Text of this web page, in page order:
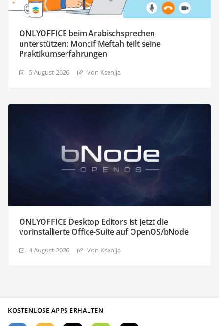
ONLYOFFICE beim Arabischsprechen
unterstützen: Moncif Meftah teilt seine
Praktikumserfahrungen
5 August 2026 Von Ksenija
ONLYOFFICE Desktop Editors ist jetzt die
vorinstallierte Office-Suite auf OpenOS/bNode
4 August 2026 Von Ksenija
KOSTENLOSE APPS ERHALTEN